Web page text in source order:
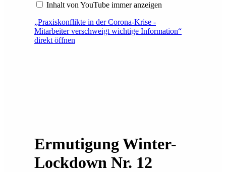
Inhalt von YouTube immer anzeigen
„Praxiskonflikte in der Corona-Krise -
Mitarbeiter verschweigt wichtige Information“
direkt öffnen
Ermutigung Winter-
Lockdown Nr. 12